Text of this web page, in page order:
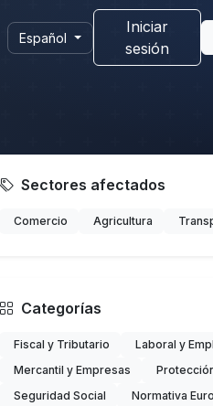
Español
Iniciar
sesión
Sectores afectados
Comercio Agricultura
Categorías
Fiscal y Tributario
Laboral y
Mercantil y Empresas
Seguridad Social
Normativa